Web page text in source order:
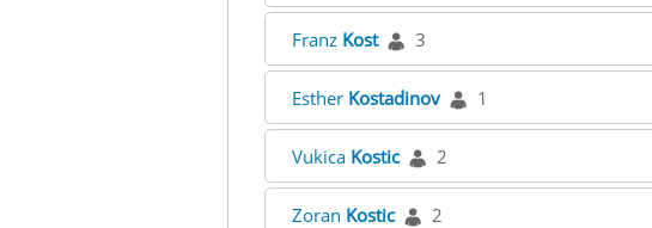
Franz Kost 3
Esther Kostadinov 1
Vukica Kostic 2
Zoran Kostic 2